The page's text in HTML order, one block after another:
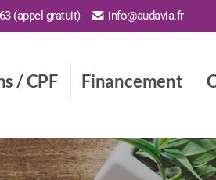
(appel gratuit) info@audavia.fr
/ CPF Financement